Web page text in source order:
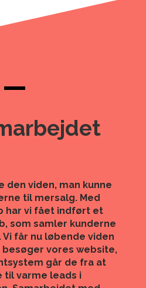
den viden, man kunne
til mersalg. Med
har vi fået indført et
som samler kunderne
får nu løbende viden
besøger vores website,
går de fra at
varme leads i